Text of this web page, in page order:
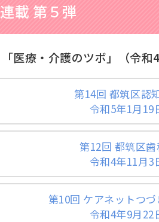
連載 第５弾
「医療・介護のツボ」（令和
第14回 都筑区認
令和5年1月19
第12回 都筑区
令和4年11月3
第10回 ケアネットつ
令和4年9月22